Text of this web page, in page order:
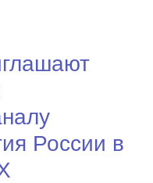
России в